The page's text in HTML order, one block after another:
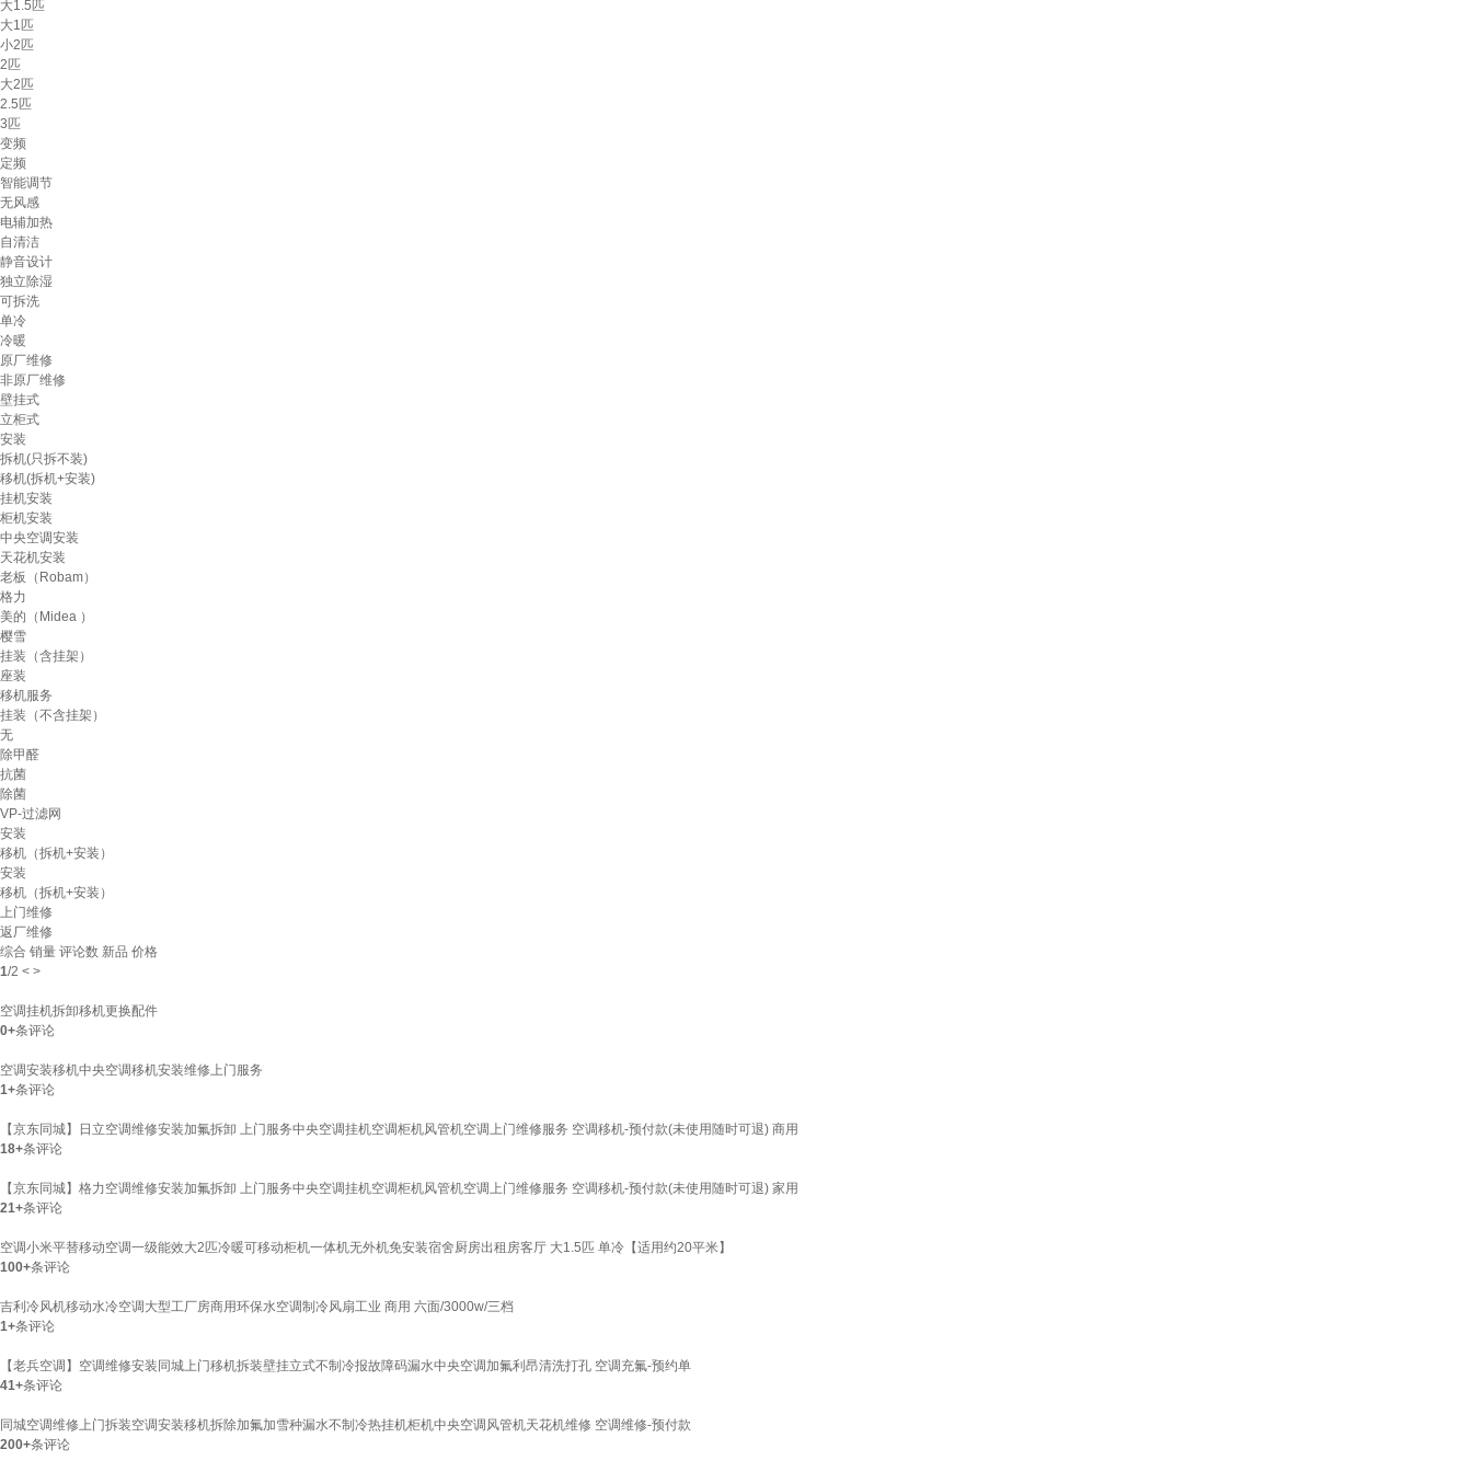
大1.5匹
大1匹
小2匹
2匹
大2匹
2.5匹
3匹
变频
定频
智能调节
无风感
电辅加热
自清洁
静音设计
独立除湿
可拆洗
单冷
冷暖
原厂维修
非原厂维修
壁挂式
立柜式
安装
拆机(只拆不装)
移机(拆机+安装)
挂机安装
柜机安装
中央空调安装
天花机安装
老板（Robam）
格力
美的（Midea ）
樱雪
挂装（含挂架）
座装
移机服务
挂装（不含挂架）
无
除甲醛
抗菌
除菌
VP-过滤网
安装
移机（拆机+安装）
安装
移机（拆机+安装）
上门维修
返厂维修
综合 销量 评论数 新品 价格
1/2 < >
空调挂机拆卸移机更换配件
0+条评论
空调安装移机中央空调移机安装维修上门服务
1+条评论
【京东同城】日立空调维修安装加氟拆卸 上门服务中央空调挂机空调柜机风管机空调上门维修服务 空调移机-预付款(未使用随时可退) 商用
18+条评论
【京东同城】格力空调维修安装加氟拆卸 上门服务中央空调挂机空调柜机风管机空调上门维修服务 空调移机-预付款(未使用随时可退) 家用
21+条评论
空调小米平替移动空调一级能效大2匹冷暖可移动柜机一体机无外机免安装宿舍厨房出租房客厅 大1.5匹 单冷【适用约20平米】
100+条评论
吉利冷风机移动水冷空调大型工厂房商用环保水空调制冷风扇工业 商用 六面/3000w/三档
1+条评论
【老兵空调】空调维修安装同城上门移机拆装壁挂立式不制冷报故障码漏水中央空调加氟利昂清洗打孔 空调充氟-预约单
41+条评论
同城空调维修上门拆装空调安装移机拆除加氟加雪种漏水不制冷热挂机柜机中央空调风管机天花机维修 空调维修-预付款
200+条评论